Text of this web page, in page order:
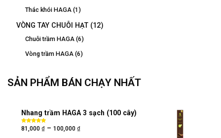
Thác khói HAGA (1)
VÒNG TAY CHUỖI HẠT (12)
Chuỗi trầm HAGA (6)
Vòng trầm HAGA (6)
SẢN PHẨM BÁN CHẠY NHẤT
Nhang trầm HAGA 3 sạch (100 cây)
Được xếp
hạng 5.005
81,000 ₫ – 100,000 ₫